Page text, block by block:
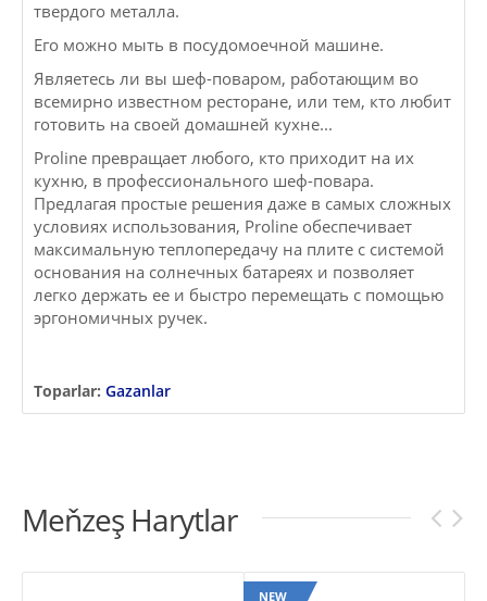
твердого металла.
Его можно мыть в посудомоечной машине.
Являетесь ли вы шеф-поваром, работающим во
всемирно известном ресторане, или тем, кто любит
готовить на своей домашней кухне...
Proline превращает любого, кто приходит на их
кухню, в профессионального шеф-повара.
Предлагая простые решения даже в самых сложных
условиях использования, Proline обеспечивает
максимальную теплопередачу на плите с системой
основания на солнечных батареях и позволяет
легко держать ее и быстро перемещать с помощью
эргономичных ручек.
Toparlar: Gazanlar
Meňzeş Harytlar
NEW